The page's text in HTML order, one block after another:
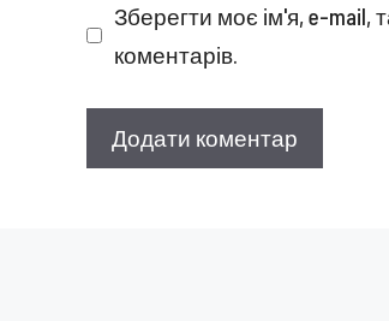
Зберегти моє ім'я, e-mail,
коментарів.